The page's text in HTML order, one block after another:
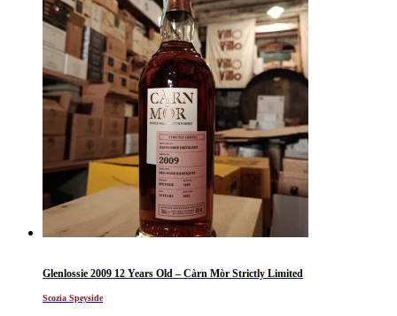
Glenlossie 2009 12 Years Old – Càrn Mòr Strictly Limited
Scozia Speyside